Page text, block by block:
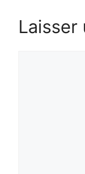
Laisser